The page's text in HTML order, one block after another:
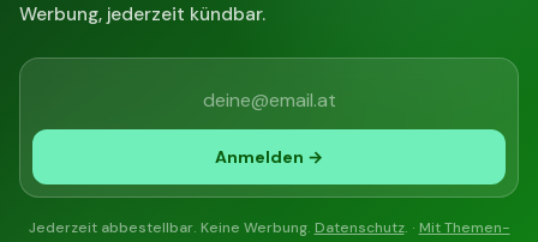
Werbung, jederzeit kündbar.
Anmelden →
Jederzeit abbestellbar. Keine Werbung. Datenschutz. · Mit Themen-